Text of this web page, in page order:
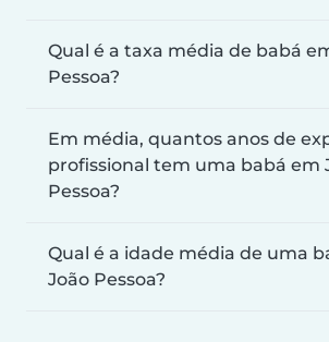
Qual é a taxa média de babá
Pessoa?
Em média, quantos anos de
profissional tem uma babá em
Pessoa?
Qual é a idade média de uma
João Pessoa?